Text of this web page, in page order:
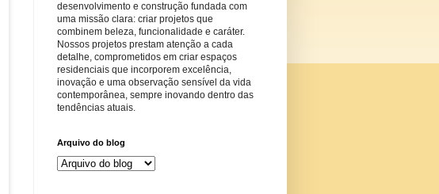
desenvolvimento e construção fundada com
uma missão clara: criar projetos que
combinem beleza, funcionalidade e caráter.
Nossos projetos prestam atenção a cada
detalhe, comprometidos em criar espaços
residenciais que incorporem excelência,
inovação e uma observação sensível da vida
contemporânea, sempre inovando dentro das
tendências atuais.
Arquivo do blog